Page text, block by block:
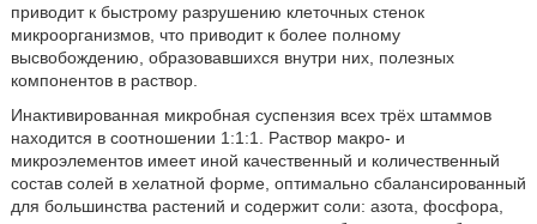
приводит к быстрому разрушению клеточных стенок
микроорганизмов, что приводит к более полному
высвобождению, образовавшихся внутри них, полезных
компонентов в раствор.
Инактивированная микробная суспензия всех трёх штаммов
находится в соотношении 1:1:1. Раствор макро- и
микроэлементов имеет иной качественный и количественный
состав солей в хелатной форме, оптимально сбалансированный
для большинства растений и содержит соли: азота, фосфора,